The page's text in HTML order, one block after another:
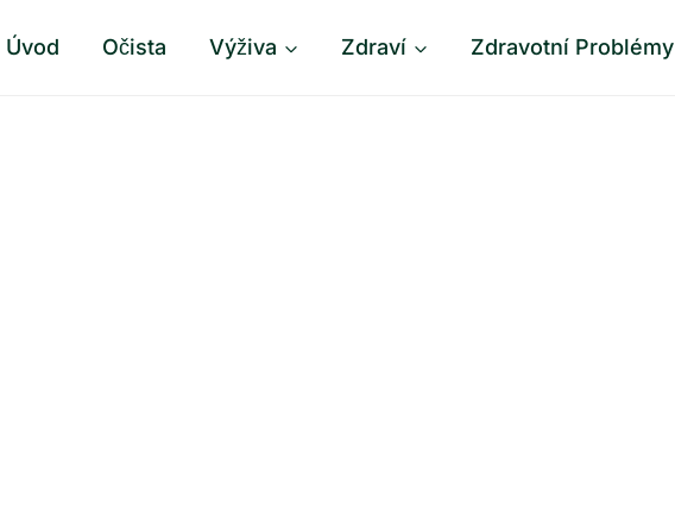
Úvod Očista Výživa Zdraví Zdravotní Problémy